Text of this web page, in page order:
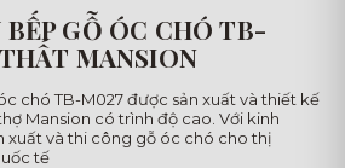
GỖ ÓC CHÓ TB-
MANSION
chó TB-M027 được sản xuất và thiết kế
Mansion có trình độ cao. Với kinh
xuất và thi công gỗ óc chó cho thị
tế